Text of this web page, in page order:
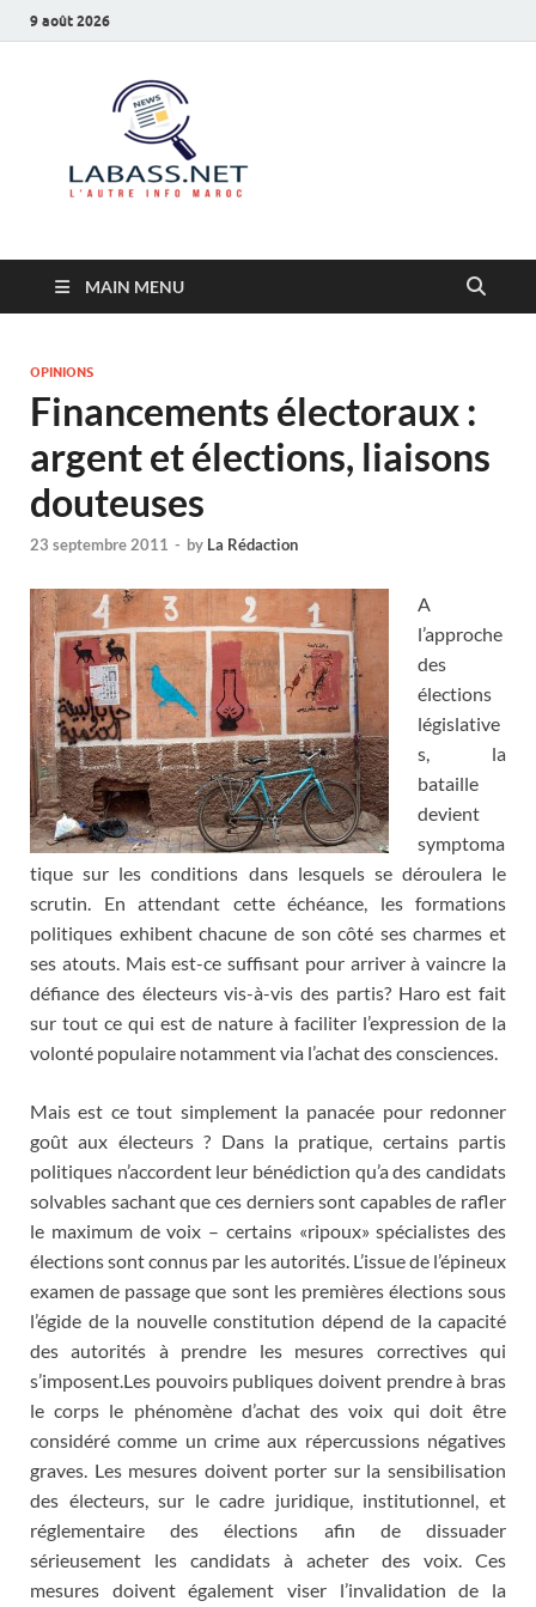
9 août 2026
MAIN MENU
OPINIONS
Financements électoraux :
argent et élections, liaisons
douteuses
23 septembre 2011 - by La Rédaction
A
l’approche
des
élections
législative
s, la
bataille
devient
symptoma
tique sur les conditions dans lesquels se déroulera le
scrutin. En attendant cette échéance, les formations
politiques exhibent chacune de son côté ses charmes et
ses atouts. Mais est-ce suffisant pour arriver à vaincre la
défiance des électeurs vis-à-vis des partis? Haro est fait
sur tout ce qui est de nature à faciliter l’expression de la
volonté populaire notamment via l’achat des consciences.
Mais est ce tout simplement la panacée pour redonner
goût aux électeurs ? Dans la pratique, certains partis
politiques n’accordent leur bénédiction qu’a des candidats
solvables sachant que ces derniers sont capables de rafler
le maximum de voix – certains «ripoux» spécialistes des
élections sont connus par les autorités. L’issue de l’épineux
examen de passage que sont les premières élections sous
l’égide de la nouvelle constitution dépend de la capacité
des autorités à prendre les mesures correctives qui
s’imposent.Les pouvoirs publiques doivent prendre à bras
le corps le phénomène d’achat des voix qui doit être
considéré comme un crime aux répercussions négatives
graves. Les mesures doivent porter sur la sensibilisation
des électeurs, sur le cadre juridique, institutionnel, et
réglementaire des élections afin de dissuader
sérieusement les candidats à acheter des voix. Ces
mesures doivent également viser l’invalidation de la